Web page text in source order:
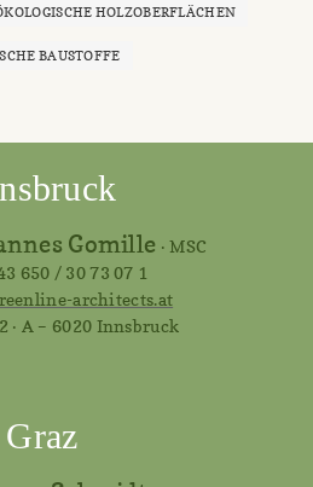
HOLZOBERFLÄCHEN
BAUSTOFFE
Gomille · MSC
650 / 30 73 07 1
architects.at
· A – 6020 Innsbruck
Graz